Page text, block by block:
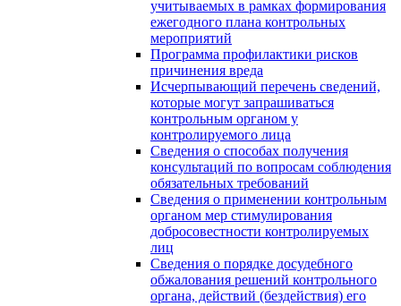
учитываемых в рамках формирования
ежегодного плана контрольных
мероприятий
Программа профилактики рисков
причинения вреда
Исчерпывающий перечень сведений,
которые могут запрашиваться
контрольным органом у
контролируемого лица
Сведения о способах получения
консультаций по вопросам соблюдения
обязательных требований
Сведения о применении контрольным
органом мер стимулирования
добросовестности контролируемых
лиц
Сведения о порядке досудебного
обжалования решений контрольного
органа, действий (бездействия) его